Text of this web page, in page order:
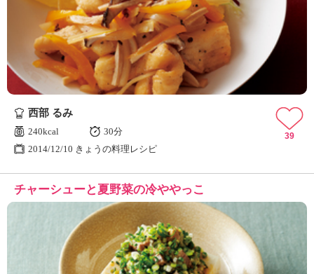
西部 るみ
240kcal
30分
2014/12/10 きょうの料理レシピ
39
チャーシューと夏野菜の冷ややっこ